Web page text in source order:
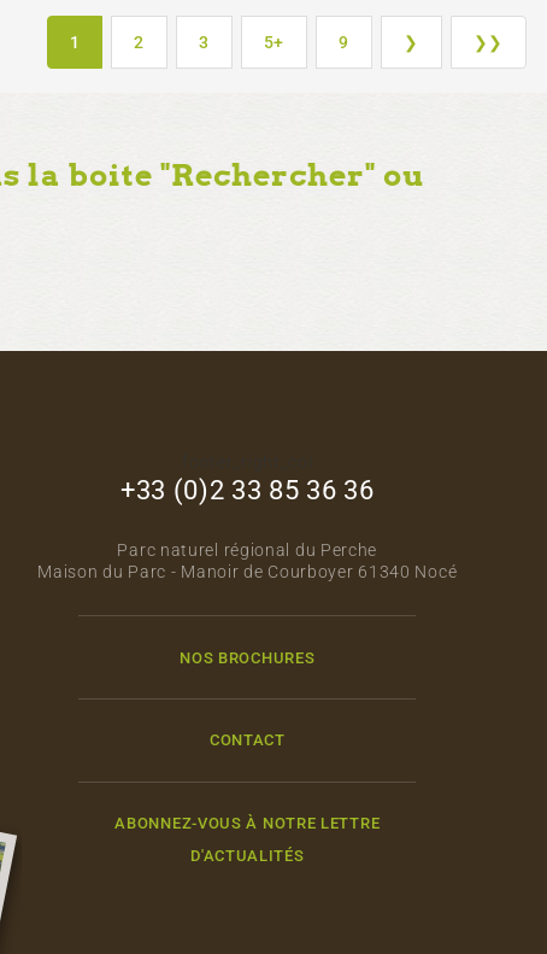
1 2 3 5+ 9 ❯ ❯❯
la boite "Rechercher" ou
+33 (0)2 33 85 36 36
Parc naturel régional du Perche
Maison du Parc - Manoir de Courboyer 61340 Nocé
NOS BROCHURES
CONTACT
ABONNEZ-VOUS À NOTRE LETTRE
D'ACTUALITÉS